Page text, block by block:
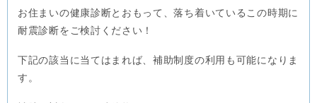
お住まいの健康診断とおもって、落ち着いているこの時期に
耐震診断をご検討ください！
下記の該当に当てはまれば、補助制度の利用も可能になりま
す。